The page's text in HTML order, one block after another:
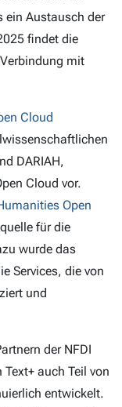
ein Austausch der
findet die
mit
Cloud
DARIAH,
Cloud vor.
Open
für die
wurde das
Services, die von
und
der NFDI
auch Teil von
entwickelt.